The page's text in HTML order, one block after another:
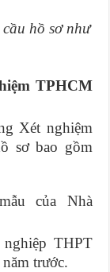
hồ sơ như
TPHCM
Xét nghiệm
sơ bao gồm
của Nhà
THPT
trước.